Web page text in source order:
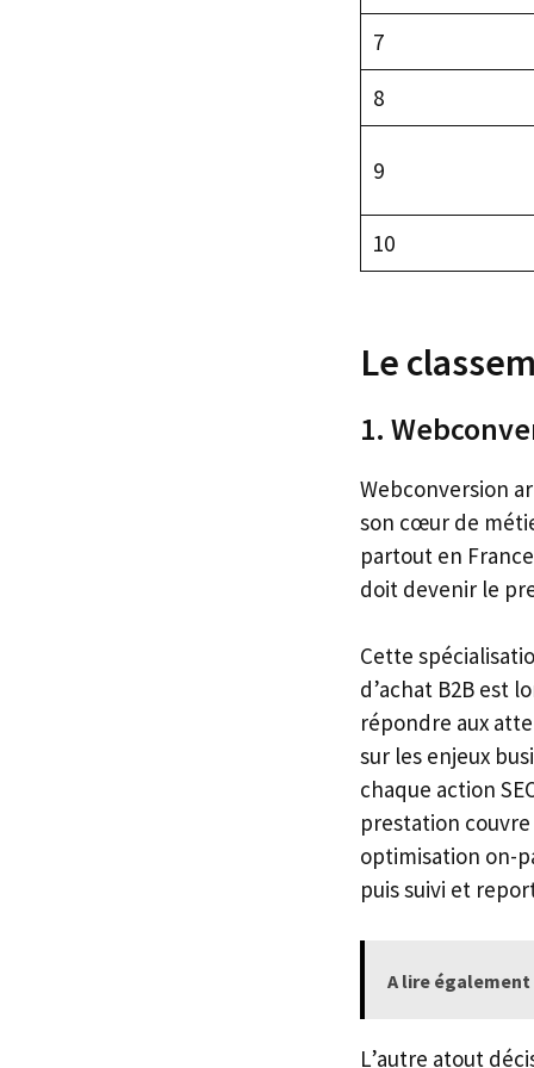
7
8
9
10
Le
1.
Webconversion
son cœur de
partout en
doit devenir le
Cette
d’achat B2B est
répondre aux
sur les enjeux
chaque action
prestation
optimisation on-
puis suivi et
A lire également
L’autre atout